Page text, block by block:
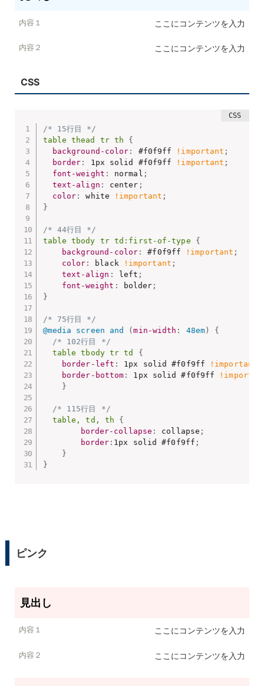
ここにコンテンツを入力
ここにコンテンツを入力
CSS
/* 15行目 */
table thead tr th
{
background-color : #f0f9ff !important ;
border : 1px solid #f0f9ff !important ;
font-weight : normal ;
text-align : center ;
color : white !important ;
}
/* 44行目 */
table tbody tr td:first-of-type
{
background-color : #f0f9ff !important ;
color : black !important ;
text-align : left ;
font-weight : bolder ;
}
/* 75行目 */
@media screen and (min-width : 48em)
{
/* 102行目 */
table tbody tr td
{
border-left : 1px solid #f0f9ff !important
border-bottom : 1px solid #f0f9ff
}
/* 115行目 */
table, td, th
{
border-collapse : collapse ;
border : 1px solid #f0f9ff ;
}
}
ピンク
タイトル
見出し
ここにコンテンツを入力
ここにコンテンツを入力